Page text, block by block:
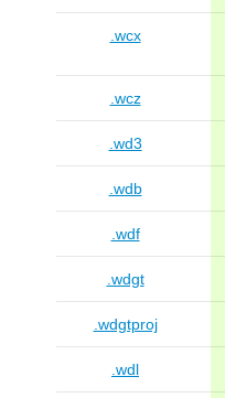
.wcx
.wcz
.wd3
.wdb
.wdf
.wdgt
.wdgtproj
.wdl